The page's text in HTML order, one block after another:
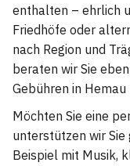
enthalten – ehrlich
Friedhöfe oder
nach Region und
beraten wir Sie
Gebühren in
Möchten Sie eine
unterstützen wir
Beispiel mit Musik,